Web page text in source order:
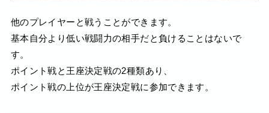
他のプレイヤーと戦うことができます。
基本自分より低い戦闘力の相手だと負けることはないで
す。
ポイント戦と王座決定戦の2種類あり、
ポイント戦の上位が王座決定戦に参加できます。